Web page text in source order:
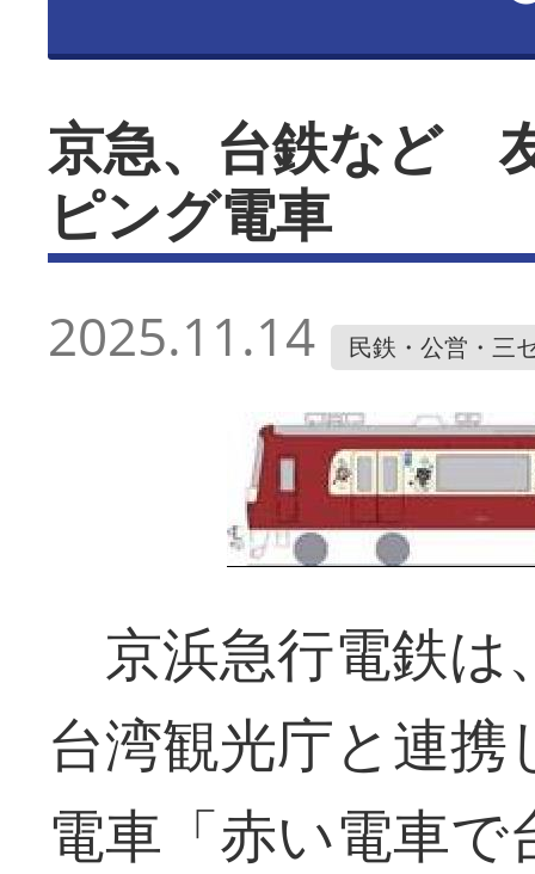
京急、台鉄など
ピング電車
2025.11.14 民鉄・公営・三
京浜急行電鉄は
台湾観光庁と連
電車「赤い電車で